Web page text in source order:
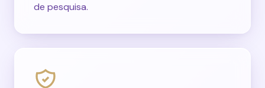
de pesquisa.